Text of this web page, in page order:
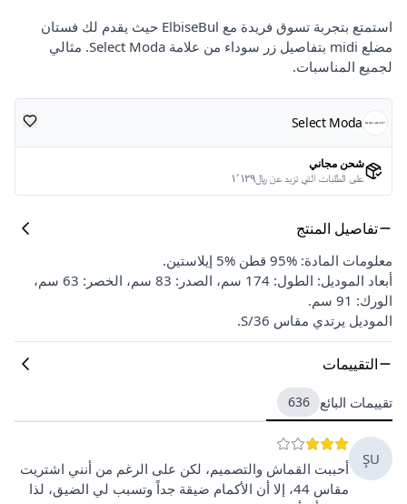
استمتع بتجربة تسوق فريدة مع ElbiseBul حيث يقدم لك فستان
مضلع midi بتفاصيل زر سوداء من علامة Select Moda. مثالي
لجميع المناسبات.
Select Moda
شحن مجاني
على الطلبات التي تزيد عن ﷼١٬١٢٩
تفاصيل المنتج
معلومات المادة: %95 قطن %5 إيلاستين.
أبعاد الموديل: الطول: 174 سم، الصدر: 83 سم، الخصر: 63 سم،
الورك: 91 سم.
الموديل يرتدي مقاس 36/S.
التقييمات
تقييمات البائع 636
ŞU
أحببت القماش والتصميم، لكن على الرغم من أنني اشتريت
مقاس 44، إلا أن الأكمام ضيقة جداً وتسبب لي الضيق، لذا